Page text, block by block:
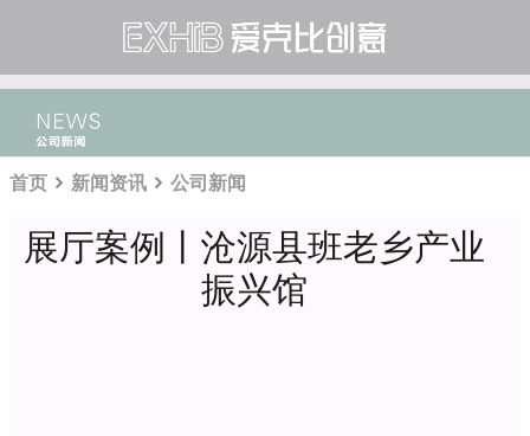
首页 新闻资讯 公司新闻
展厅案例丨沧源县班老乡产业
振兴馆